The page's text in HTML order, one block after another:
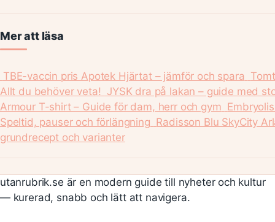
Mer att läsa
TBE-vaccin pris Apotek Hjärtat – jämför och spara
Allt du behöver veta! JYSK dra på lakan – guide med
Armour T-shirt – Guide för dam, herr och gym
Speltid, pauser och förlängning Radisson Blu SkyCity
grundrecept och varianter
utanrubrik.se är en modern guide till nyheter och kultur
— kurerad, snabb och lätt att navigera.